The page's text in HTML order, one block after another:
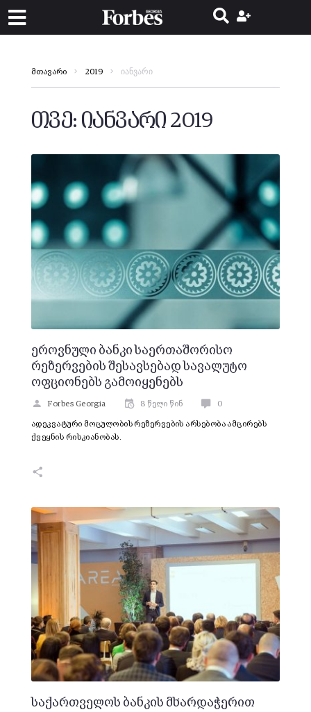
მთავარი 2019 იანვარი
თვე: იანვარი 2019
ეროვნული ბანკი საერთაშორისო
რეზერვების შესავსებად სავალუტო
ოფციონებს გამოიყენებს
Forbes Georgia 8 წელი წინ 0
ადეკვატური მოცულობის რეზერვების არსებობა ამცირებს
ქვეყნის რისკიანობას.
საქართველოს ბანკის მხარდაჭერით